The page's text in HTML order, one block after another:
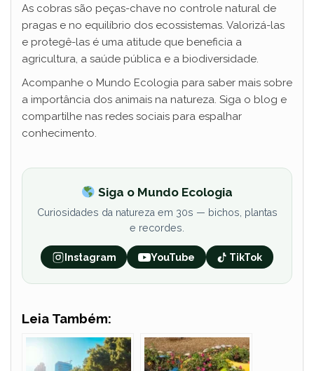
As cobras são peças-chave no controle natural de
pragas e no equilíbrio dos ecossistemas. Valorizá-las
e protegê-las é uma atitude que beneficia a
agricultura, a saúde pública e a biodiversidade.
Acompanhe o Mundo Ecologia para saber mais sobre
a importância dos animais na natureza. Siga o blog e
compartilhe nas redes sociais para espalhar
conhecimento.
Siga o Mundo Ecologia
Curiosidades da natureza em 30s — bichos, plantas
e recordes.
Instagram YouTube TikTok
Leia Também: